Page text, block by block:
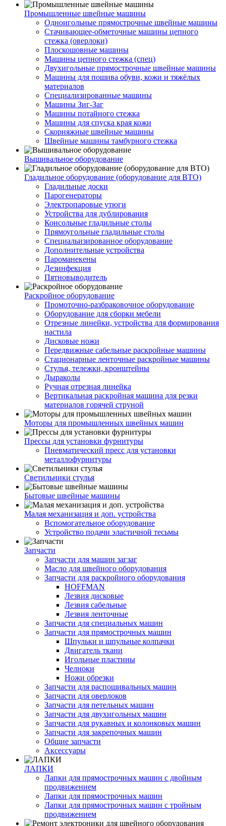
Промышленные швейные машины
Одноигольные прямострочные швейные машины
Стачивающее-обметочные машины цепного
стежка (оверлоки)
Плоскошовные машины
Машины цепного стежка (спец)
Двухигольные прямострочные швейные машины
Машины для пошива обуви, кожи и тяжёлых
материалов
Специализированные машины
Машины Зиг-Заг
Машины потайного стежка
Машины для спуска края кожи
Скорняжные швейные машины
Швейные машины тамбурного стежка
Вышивальное оборудование
Гладильное оборудование (оборудование для ВТО)
Гладильные доски
Парогенераторы
Электропаровые утюги
Устройства для дублирования
Консольные гладильные столы
Прямоугольные гладильные столы
Специальизированное оборудование
Дополнительные устройства
Пароманекены
Дезинфекция
Пятновыводитель
Раскройное оборудование
Промоточно-разбраковочное оборудование
Оборудование для сборки мебели
Отрезные линейки, устройства для формирования
настила
Дисковые ножи
Передвижные сабельные раскройные машины
Стационарные ленточные раскройные машины
Стулья, тележки, кронштейны
Дыраколы
Ручная отрезная линейка
Вертикальная раскройная машина для резки
материалов горячей струной
Моторы для промышленных швейных машин
Прессы для установки фурнитуры
Пневматический пресс для установки
металлофурнитуры
Светильники стулья
Бытовые швейные машины
Малая механизация и доп. устройства
Вспомогательное оборудование
Устройство подачи эластичной тесьмы
Запчасти
Запчасти для машин загзаг
Масло для швейного оборудования
Запчасти для раскройного оборудования
HOFFMAN
Лезвия дисковые
Лезвия сабельные
Лезвия ленточные
Запчасти для специальных машин
Запчасти для прямострочных машин
Шпульки и шпульные колпачки
Двигатель ткани
Игольные пластины
Челноки
Ножи обрезки
Запчасти для распошивальных машин
Запчасти для оверлоков
Запчасти для петельных машин
Запчасти для двухигольных машин
Запчасти для рукавных и колонковых машин
Запчасти для закрепочных машин
Общие запчасти
Аксессуары
ЛАПКИ
Лапки для прямострочных машин с двойным
продвижением
Лапки для прямострочных машин
Лапки для прямострочных машин с тройным
продвижением